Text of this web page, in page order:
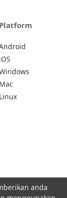
Platform
iOS
Mac
Linux
anda